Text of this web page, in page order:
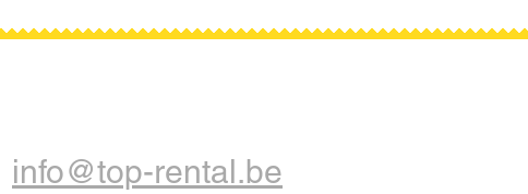
info@top-rental.be